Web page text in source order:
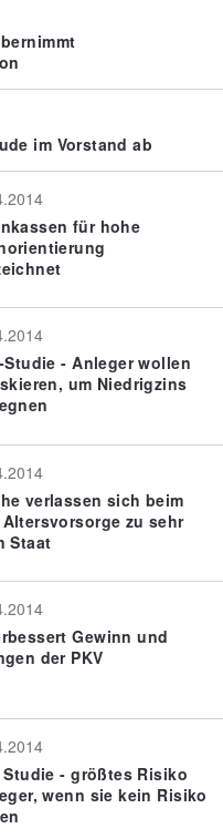
im Vorstand ab
für hohe
- Anleger wollen
um Niedrigzins
verlassen sich beim
Altersvorsorge zu sehr
Staat
Gewinn und
der PKV
- größtes Risiko
wenn sie kein Risiko